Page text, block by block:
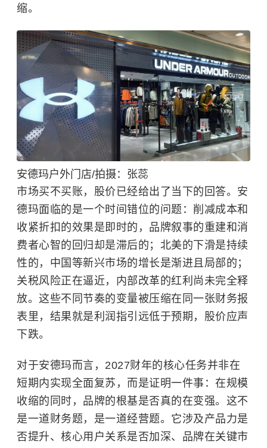
缩。
安德玛户外门店/拍摄：张蕊
市场买不买账，股价已经给出 了 当下的 回答。安
德玛面临的是一个时间错位的问题 ： 削减成本和
收紧折扣的效果是即时的，品牌叙事的重建和消
费者心智的回归却是滞后的；北美的下滑是持续
性的，中国等新兴市场的增长是渐进且局部的；
关税风险正在逼近，内部改革的红利尚未完全释
放。这些不同节奏的变量被压缩在同一张财务报
表里，结果就是利润指引远低于预期，股价应声
下跌。
对于安德玛而言，2027财年的核心任务并非在
短期内实现全面复苏，而是证明一件事：在规模
收缩的同时，品牌的根基是否真的在变强。这不
是一道财务题，是一道经营题。它涉及产品力是
否提升、核心用户关系是否加深、品牌在关键市